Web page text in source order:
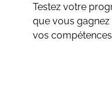
Testez votre
que vous gagnez
vos